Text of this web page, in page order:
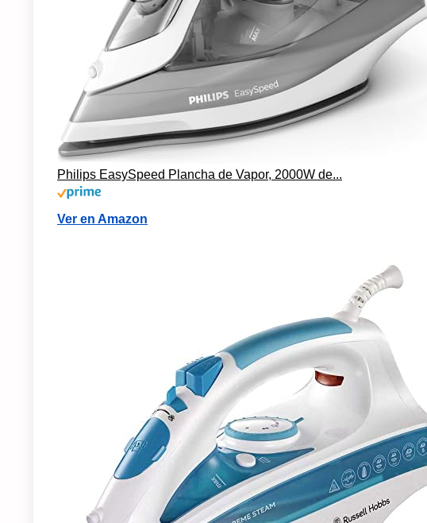
Philips EasySpeed Plancha de Vapor, 2000W de...
Ver en Amazon